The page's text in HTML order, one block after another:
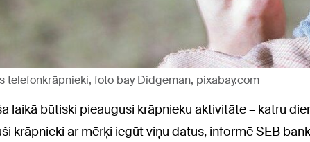
telefonkrāpnieki, foto bay Didgeman, pixabay.com
laikā būtiski pieaugusi krāpnieku aktivitāte – katru
krāpnieki ar mērķi iegūt viņu datus, informē SEB